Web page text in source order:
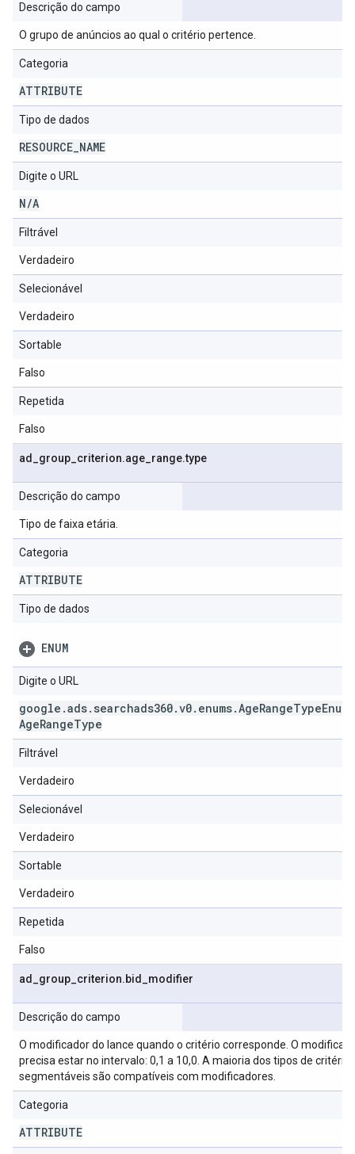
Descrição do campo
O grupo de anúncios ao qual o critério pertence.
Categoria
ATTRIBUTE
Tipo de dados
RESOURCE NAME
Digite o URL
N/A
Filtrável
Verdadeiro
Selecionável
Verdadeiro
Sortable
Falso
Repetida
Falso
ad group criterion.age range.type
Descrição do campo
Tipo de faixa etária.
Categoria
ATTRIBUTE
Tipo de dados
ENUM
Digite o URL
google .ads. searchads360.v0. enums.AgeRangeTypeEnum
AgeRangeType
Filtrável
Verdadeiro
Selecionável
Verdadeiro
Sortable
Verdadeiro
Repetida
Falso
ad group criterion.bid modifier
Descrição do campo
O modificador do lance quando o critério corresponde. O
precisa estar no intervalo: 0,1 a 10,0. A maioria dos tipos de critérios
segmentáveis são compatíveis com modificadores.
Categoria
ATTRIBUTE